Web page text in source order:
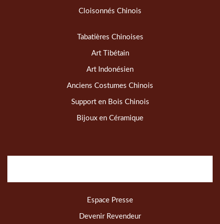
Cloisonnés Chinois
Tabatières Chinoises
Art Tibétain
Art Indonésien
Anciens Costumes Chinois
Support en Bois Chinois
Bijoux en Céramique
Espace Presse
Devenir Revendeur